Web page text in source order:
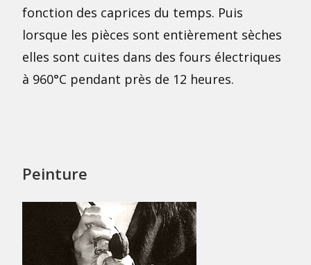
fonction des caprices du temps. Puis
lorsque les pièces sont entièrement sèches
elles sont cuites dans des fours électriques
à 960°C pendant près de 12 heures.
Peinture